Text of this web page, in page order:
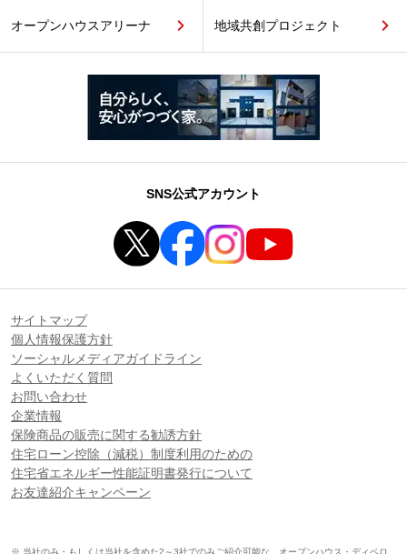
オープンハウスアリーナ 地域共創プロジェクト
SNS公式アカウント
サイトマップ
個人情報保護方針
ソーシャルメディアガイドライン
よくいただく質問
お問い合わせ
企業情報
保険商品の販売に関する勧誘方針
住宅ローン控除（減税）制度利用のための
住宅省エネルギー性能証明書発行について
お友達紹介キャンペーン
※ 当社のみ・もしくは当社を含めた2～3社でのみご紹介可能な、オープンハウス・ディベロ